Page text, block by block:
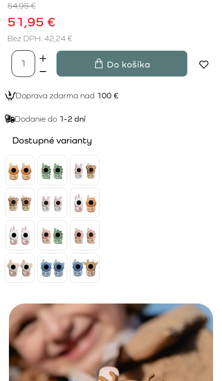
51,95 €
54,95 €
Bez DPH: 42,24 €
Do košíka
Doprava zdarma nad 100 €
Dodanie do 1-2 dní
Dostupné varianty